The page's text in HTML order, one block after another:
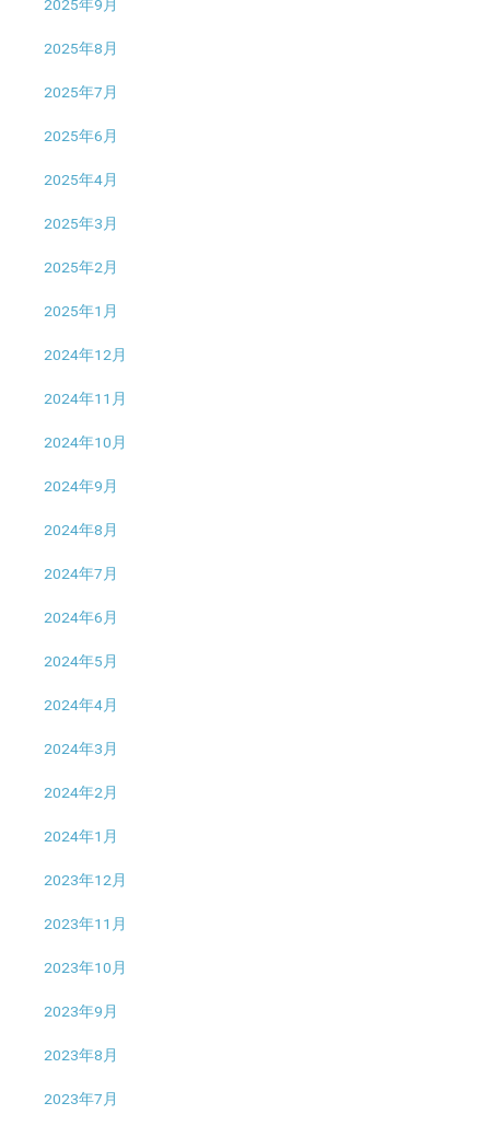
2025年9月
2025年8月
2025年7月
2025年6月
2025年4月
2025年3月
2025年2月
2025年1月
2024年12月
2024年11月
2024年10月
2024年9月
2024年8月
2024年7月
2024年6月
2024年5月
2024年4月
2024年3月
2024年2月
2024年1月
2023年12月
2023年11月
2023年10月
2023年9月
2023年8月
2023年7月